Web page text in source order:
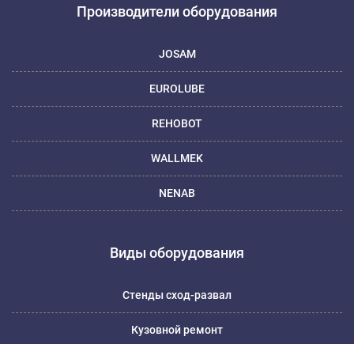
Производители оборудования
JOSAM
EUROLUBE
REHOBOT
WALLMEK
NENAB
Виды оборудования
Стенды сход-развал
Кузовной ремонт